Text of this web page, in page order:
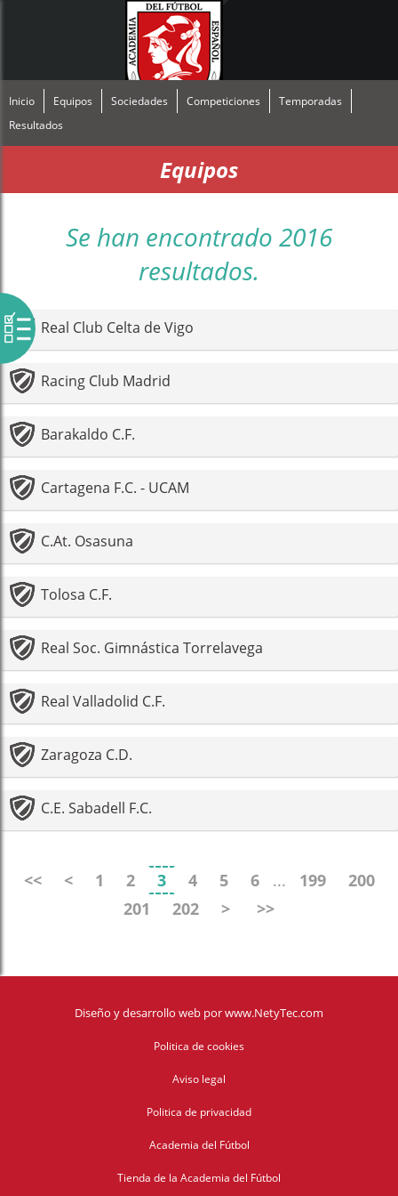
Inicio Equipos Sociedades Competiciones
Temporadas
Resultados
Equipos
Se han encontrado 2016
resultados.
Real Club Celta de Vigo
Racing Club Madrid
Barakaldo C.F.
Cartagena F.C. - UCAM
C.At. Osasuna
Tolosa C.F.
Real Soc. Gimnástica Torrelavega
Real Valladolid C.F.
Zaragoza C.D.
C.E. Sabadell F.C.
<< < 1 2 3 4 5 6 ... 199
200
201
202 > >>
Diseño y desarrollo web porwww.NetyTec.com
Politica de cookies
Aviso legal
Politica de privacidad
Academia del Fútbol
Tienda de la Academia del Fútbol